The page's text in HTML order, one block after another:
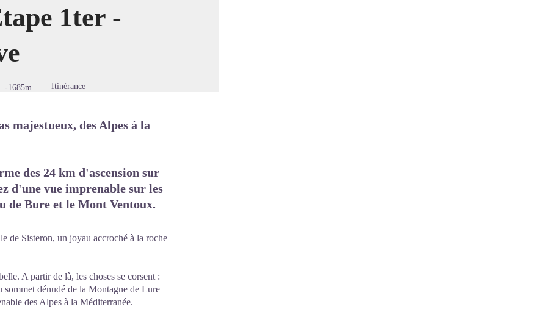
1ter -
-1685m Itinérance
majestueux, des Alpes à la
des 24 km d'ascension sur
d'une vue imprenable sur les
de Bure et le Mont Ventoux.
de Sisteron, un joyau accroché à la roche
A partir de là, les choses se corsent :
sommet dénudé de la Montagne de Lure
des Alpes à la Méditerranée.